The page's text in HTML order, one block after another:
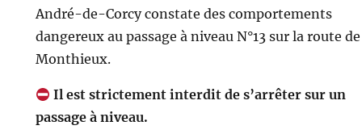
André-de-Corcy constate des comportements
dangereux au passage à niveau N°13 sur la route de
Monthieux.
Il est strictement interdit de s’arrêter sur un
passage à niveau.